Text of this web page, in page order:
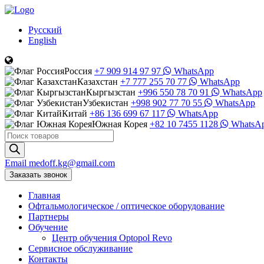
Русский
English
Россия +7 909 914 97 97
WhatsApp
Казахстан +7 777 255 70 77
WhatsApp
Кыргызстан +996 550 78 70 91
WhatsApp
Узбекистан +998 902 77 70 55
WhatsApp
Китай +86 136 699 67 117
WhatsApp
Южная Корея +82 10 7455 1128
Поиск
товаров
Email medoff.kg@gmail.com
Заказать звонок
Главная
Офтальмологическое / оптическое оборудование
Партнеры
Обучение
Центр обучения Оptopol Revo
Сервисное обслуживание
Контакты